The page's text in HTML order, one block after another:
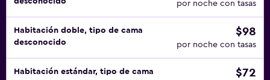
por noche con tasas
Habitación doble, tipo de cama
desconocido
$98
por noche con tasas
Habitación estándar, tipo de cama
$72